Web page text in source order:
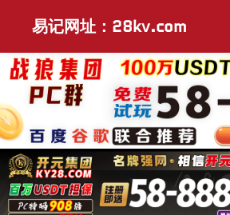
易记网址：28kv.com